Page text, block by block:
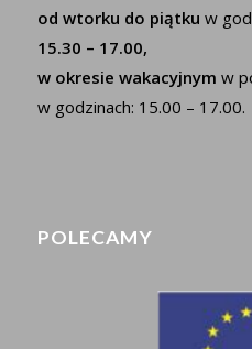
od wtorku do piątku w
15.30 – 17.00,
w okresie wakacyjnym w
w godzinach: 15.00 – 17.00.
POLECAMY